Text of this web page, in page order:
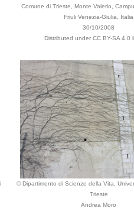
Comune di Trieste, Monte Valerio,
Friuli Venezia-Giulia, Italia
30/10/2008
Distributed under CC BY-SA 4.0
© Dipartimento di Scienze della Vita,
Trieste
Andrea Moro